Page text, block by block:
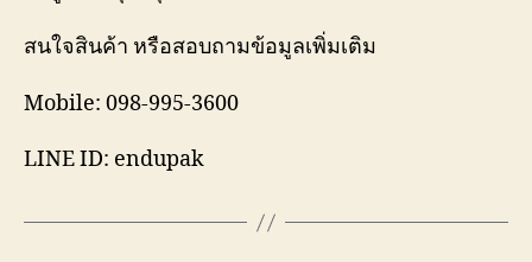
สนใจสินค้า หรือสอบถามข้อมูลเพิ่มเติม
Mobile: 098-995-3600
LINE ID: endupak